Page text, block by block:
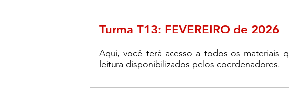
Turma T13: FEVEREIRO de 2026
Aqui, você terá acesso a todos os materiais
leitura disponibilizados pelos coordenadores.